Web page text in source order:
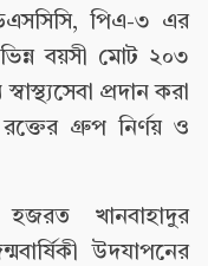
পিএ-৩ এর
বয়সী মোট ২০৩
প্রদান করা
গ্রুপ নির্ণয় ও
হজরত খানবাহাদুর
উদযাপনের